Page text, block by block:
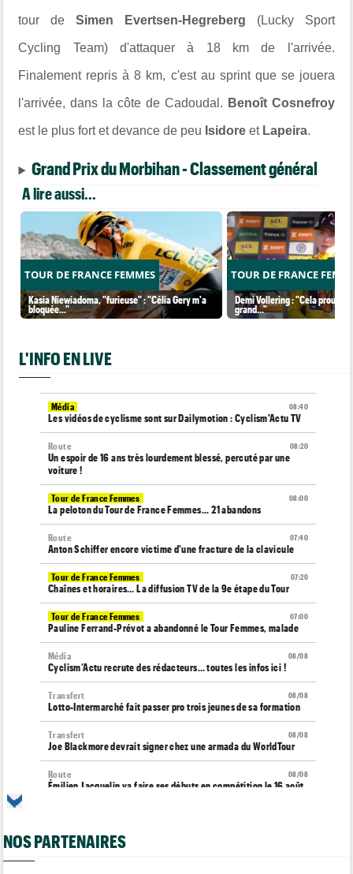
tour deSimen Evertsen-Hegreberg (Lucky Sport
Cycling Team) d'attaquer à 18 km de l'arrivée.
Finalement repris à 8 km, c'est au sprint que se jouera
l'arrivée, dans la côte de Cadoudal. Benoît Cosnefroy
est le plus fort et devance de peu Isidoreet Lapeira.
Grand Prix du Morbihan - Classement général
A lire aussi...
TOUR DE FRANCE FEMMES
Kasia Niewiadoma, "furieuse" : "Célia Gery m'a
bloquée..."
TOUR DE FRANCE
Demi Vollering : "Cela prouve
grand..."
L'INFO EN LIVE
08:40
Média
Les vidéos de cyclisme sont sur Dailymotion : Cyclism'Actu TV
08:20
Route
Un espoir de 16 ans très lourdement blessé, percuté par une
voiture !
08:00
Tour de France Femmes
La peloton du Tour de France Femmes... 21 abandons
07:40
Route
Anton Schiffer encore victime d'une fracture de la clavicule
07:20
Tour de France Femmes
Chaînes et horaires… La diffusion TV de la 9e étape du Tour
07:00
Tour de France Femmes
Pauline Ferrand-Prévot a abandonné le Tour Femmes, malade
08/08
Média
Cyclism’Actu recrute des rédacteurs… toutes les infos ici !
08/08
Transfert
Lotto-Intermarché fait passer pro trois jeunes de sa formation
08/08
Transfert
Joe Blackmore devrait signer chez une armada du WorldTour
08/08
Route
Émilien Jacquelin va faire ses débuts en compétition le 16 août
La sélection française pour les Championnats du monde
NOS PARTENAIRES